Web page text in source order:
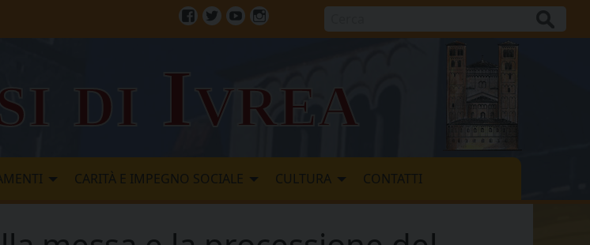
di Ivrea
CARITÀ E IMPEGNO SOCIALE CULTURA CONTATTI